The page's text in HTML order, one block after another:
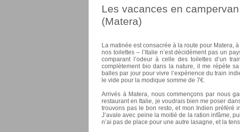
Les vacances en
(Matera)
La matinée est consacrée à la route pour Matera,
nos toilettes – l’Italie n’est décidément pas un
comparant l’odeur à celle des toilettes d’un
complètement bio dans la nature, il me répète
balles par jour pour vivre l’expérience du train
le vide pour la modique somme de 7€.
Arrivés à Matera, nous commençons par nous
restaurant en Italie, je voudrais bien me poser
trouvons pas le bon resto, et mon Indien préféré
J’avale avec peine la moitié de la ration infâme,
n’ai pas de place pour une autre lasagne, et la